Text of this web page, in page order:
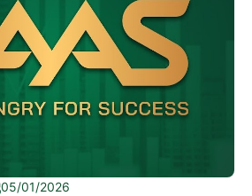
05/01/2026